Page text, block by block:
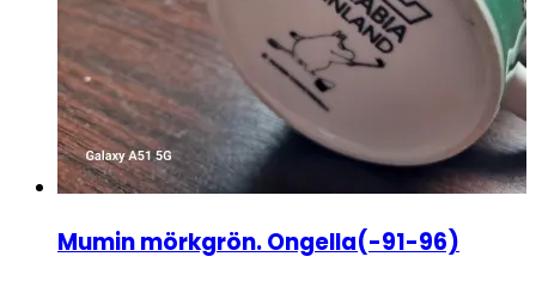
Mumin mörkgrön. Ongella(-91-96)